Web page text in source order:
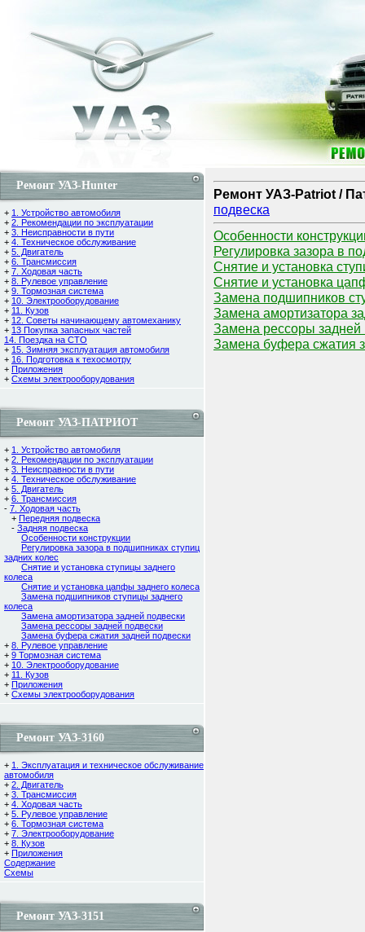
Ремонт УАЗ-Hunter
+ 1. Устройство автомобиля
+ 2. Рекомендации по эксплуатации
+ 3. Неисправности в пути
+ 4. Техническое обслуживание
+ 5. Двигатель
+ 6. Трансмиссия
+ 7. Ходовая часть
+ 8. Рулевое управление
+ 9. Тормозная система
+ 10. Электрооборудование
+ 11. Кузов
+ 12. Советы начинающему автомеханику
+ 13 Покупка запасных частей
14. Поездка на СТО
+ 15. Зимняя эксплуатация автомобиля
+ 16. Подготовка к техосмотру
+ Приложения
+ Схемы электрооборудования
Ремонт УАЗ-ПАТРИОТ
+ 1. Устройство автомобиля
+ 2. Рекомендации по эксплуатации
+ 3. Неисправности в пути
+ 4. Техническое обслуживание
+ 5. Двигатель
+ 6. Трансмиссия
- 7. Ходовая часть
+ Передняя подвеска
- Задняя подвеска
Особенности конструкции
Регулировка зазора в подшипниках ступиц
задних колес
Снятие и установка ступицы заднего
колеса
Снятие и установка цапфы заднего колеса
Замена подшипников ступицы заднего
колеса
Замена амортизатора задней подвески
Замена рессоры задней подвески
Замена буфера сжатия задней подвески
+ 8. Рулевое управление
+ 9 Тормозная система
+ 10. Электрооборудование
+ 11. Кузов
+ Приложения
+ Схемы электрооборудования
Ремонт УАЗ-3160
+ 1. Эксплуатация и техническое обслуживание
автомобиля
+ 2. Двигатель
+ 3. Трансмиссия
+ 4. Ходовая часть
+ 5. Рулевое управление
+ 6. Тормозная система
+ 7. Электрооборудование
+ 8. Кузов
+ Приложения
Содержание
Cхемы
Ремонт УАЗ-3151
Ремонт УАЗ-Patriot /
подвеска
Особенности
Регулировка зазора в
Снятие и установка
Снятие и установка
Замена подшипников
Замена амортизатора
Замена рессоры задней
Замена буфера сжатия